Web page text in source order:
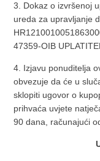
3. Dokaz o izvršenoj
ureda za upravljanje
47359-OIB
4. Izjavu ponuditelja
obvezuje da će u
sklopiti ugovor o
prihvaća uvjete
90 dana, računajući